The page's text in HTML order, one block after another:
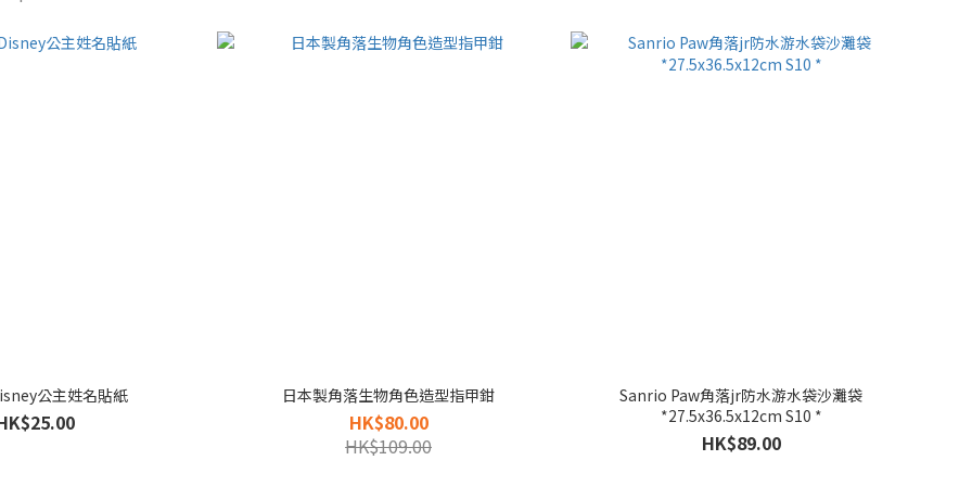
公主姓名貼紙 日本製角落生物角色造型指甲鉗
HK$80.00
HK$109.00
Sanrio Paw角落jr防水游水袋沙灘袋
*27.5x36.5x12cm S10 *
HK$89.00